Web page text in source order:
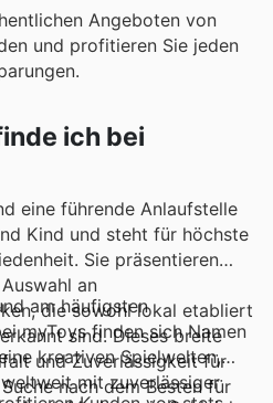
Angeboten von
und profitieren Sie jeden
ich bei
eine führende Anlaufstelle
Kind und steht für höchste
Sie präsentieren
an
die sowohl lokal etabliert
sind. Dieses breite
und Zuverlässigkeit für
nach dem Besten für
am häufigsten
myToys finden sich Namen
kreativen Spielwelten,
mit zuverlässiger